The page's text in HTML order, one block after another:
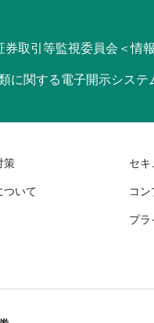
券取引等監視委員会＜情
に関する電子開示システ
策 セキ
ついて コン
プラ